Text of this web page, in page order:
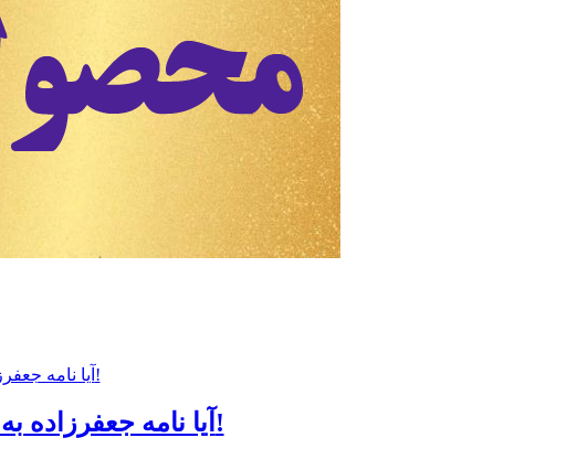
آیا نامه جعفرزاده به مردم، ایثارگران و خانواده شهدای رشت، کافیست؟!